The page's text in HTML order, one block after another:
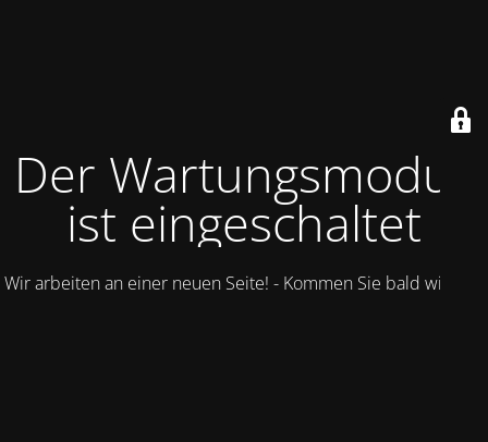
Der Wartungsmodus
ist eingeschaltet
Wir arbeiten an einer neuen Seite! - Kommen Sie bald wieder.